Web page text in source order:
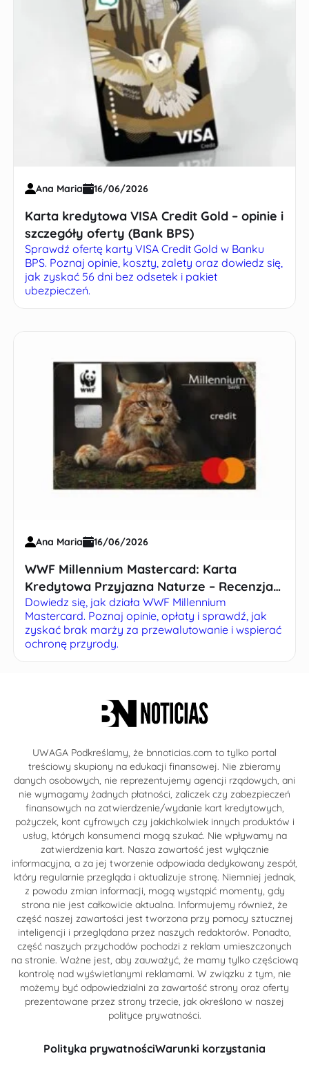
Ana Maria 16/06/2026
Karta kredytowa VISA Credit Gold – opinie i
szczegóły oferty (Bank BPS)
Sprawdź ofertę karty VISA Credit Gold w Banku
BPS. Poznaj opinie, koszty, zalety oraz dowiedz się,
jak zyskać 56 dni bez odsetek i pakiet
ubezpieczeń.
Ana Maria 16/06/2026
WWF Millennium Mastercard: Karta
Kredytowa Przyjazna Naturze – Recenzja i
Opinia
Dowiedz się, jak działa WWF Millennium
Mastercard. Poznaj opinie, opłaty i sprawdź, jak
zyskać brak marży za przewalutowanie i wspierać
ochronę przyrody.
UWAGA Podkreślamy, że bnnoticias.com to tylko portal
treściowy skupiony na edukacji finansowej. Nie zbieramy
danych osobowych, nie reprezentujemy agencji rządowych, ani
nie wymagamy żadnych płatności, zaliczek czy zabezpieczeń
finansowych na zatwierdzenie/wydanie kart kredytowych,
pożyczek, kont cyfrowych czy jakichkolwiek innych produktów i
usług, których konsumenci mogą szukać. Nie wpływamy na
zatwierdzenia kart. Nasza zawartość jest wyłącznie
informacyjna, a za jej tworzenie odpowiada dedykowany zespół,
który regularnie przegląda i aktualizuje stronę. Niemniej jednak,
z powodu zmian informacji, mogą wystąpić momenty, gdy
strona nie jest całkowicie aktualna. Informujemy również, że
część naszej zawartości jest tworzona przy pomocy sztucznej
inteligencji i przeglądana przez naszych redaktorów. Ponadto,
część naszych przychodów pochodzi z reklam umieszczonych
na stronie. Ważne jest, aby zauważyć, że mamy tylko częściową
kontrolę nad wyświetlanymi reklamami. W związku z tym, nie
możemy być odpowiedzialni za zawartość strony oraz oferty
prezentowane przez strony trzecie, jak określono w naszej
polityce prywatności.
Polityka prywatnościWarunki korzystania